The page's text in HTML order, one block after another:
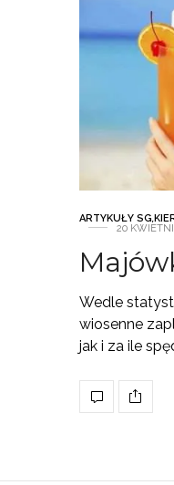
ARTYKUŁY SG,
20
Wedle
wiosenne
jak i za ile